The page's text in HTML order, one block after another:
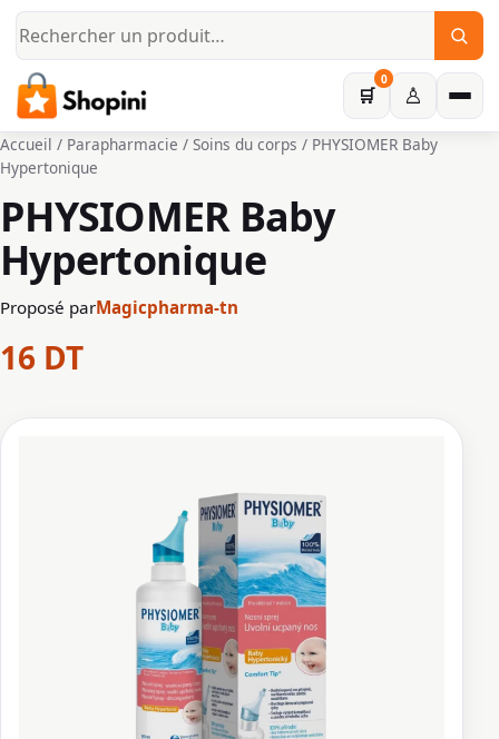
Aller au contenu principal
🛒
0
♙
Accueil / Parapharmacie / Soins du corps / PHYSIOMER Baby
Hypertonique
PHYSIOMER Baby
Hypertonique
Proposé parMagicpharma-tn
16 DT